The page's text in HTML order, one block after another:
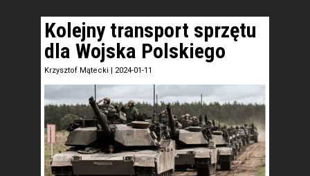
Kolejny transport sprzętu
dla Wojska Polskiego
Krzysztof Mątecki | 2024-01-11